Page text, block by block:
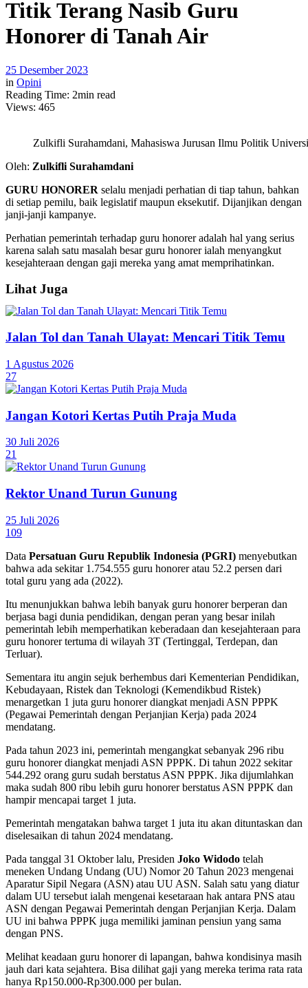
Titik Terang Nasib Guru
Honorer di Tanah Air
25 Desember 2023
in Opini
Reading Time: 2min read
Views: 465
Zulkifli Surahamdani, Mahasiswa Jurusan Ilmu Politik
Oleh: Zulkifli Surahamdani
GURU HONORER selalu menjadi perhatian di tiap tahun, bahkan
di setiap pemilu, baik legislatif maupun eksekutif. Dijanjikan dengan
janji-janji kampanye.
Perhatian pemerintah terhadap guru honorer adalah hal yang serius
karena salah satu masalah besar guru honorer ialah menyangkut
kesejahteraan dengan gaji mereka yang amat memprihatinkan.
Lihat Juga
Jalan Tol dan Tanah Ulayat: Mencari Titik Temu
1 Agustus 2026
27
Jangan Kotori Kertas Putih Praja Muda
30 Juli 2026
21
Rektor Unand Turun Gunung
25 Juli 2026
109
Data Persatuan Guru Republik Indonesia (PGRI) menyebutkan
bahwa ada sekitar 1.754.555 guru honorer atau 52.2 persen dari
total guru yang ada (2022).
Itu menunjukkan bahwa lebih banyak guru honorer berperan dan
berjasa bagi dunia pendidikan, dengan peran yang besar inilah
pemerintah lebih memperhatikan keberadaan dan kesejahteraan para
guru honorer tertuma di wilayah 3T (Tertinggal, Terdepan, dan
Terluar).
Sementara itu angin sejuk berhembus dari Kementerian Pendidikan,
Kebudayaan, Ristek dan Teknologi (Kemendikbud Ristek)
menargetkan 1 juta guru honorer diangkat menjadi ASN PPPK
(Pegawai Pemerintah dengan Perjanjian Kerja) pada 2024
mendatang.
Pada tahun 2023 ini, pemerintah mengangkat sebanyak 296 ribu
guru honorer diangkat menjadi ASN PPPK. Di tahun 2022 sekitar
544.292 orang guru sudah berstatus ASN PPPK. Jika dijumlahkan
maka sudah 800 ribu lebih guru honorer berstatus ASN PPPK dan
hampir mencapai target 1 juta.
Pemerintah mengatakan bahwa target 1 juta itu akan dituntaskan dan
diselesaikan di tahun 2024 mendatang.
Pada tanggal 31 Oktober lalu, Presiden Joko Widodo telah
meneken Undang Undang (UU) Nomor 20 Tahun 2023 mengenai
Aparatur Sipil Negara (ASN) atau UU ASN. Salah satu yang diatur
dalam UU tersebut ialah mengenai kesetaraan hak antara PNS atau
ASN dengan Pegawai Pemerintah dengan Perjanjian Kerja. Dalam
UU ini bahwa PPPK juga memiliki jaminan pensiun yang sama
dengan PNS.
Melihat keadaan guru honorer di lapangan, bahwa kondisinya masih
jauh dari kata sejahtera. Bisa dilihat gaji yang mereka terima rata rata
hanya Rp150.000-Rp300.000 per bulan.